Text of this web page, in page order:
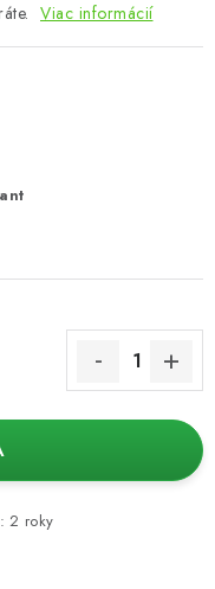
Viac informácií
: 2 roky